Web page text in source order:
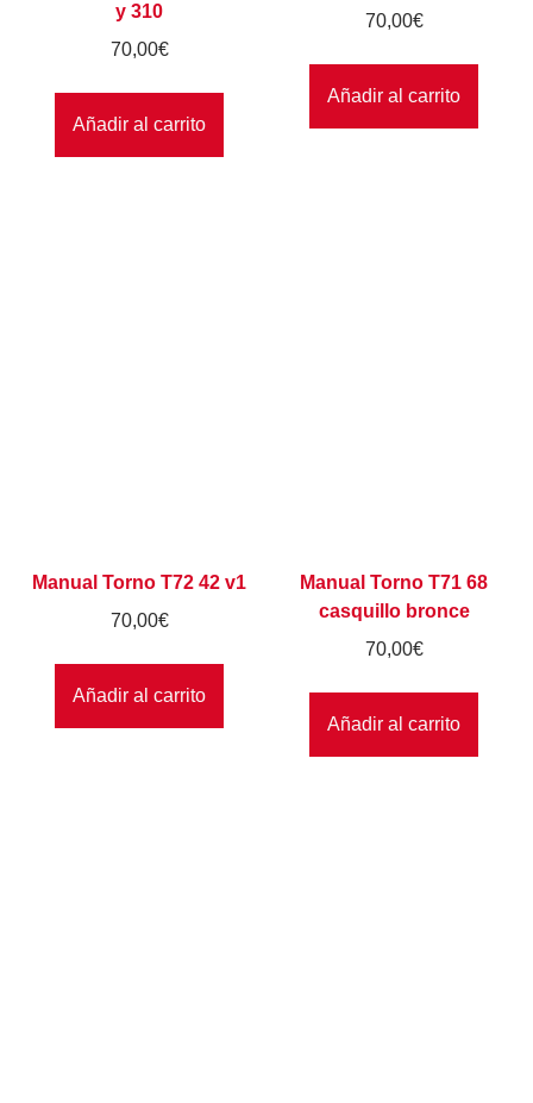
y 310
70,00€
Añadir al carrito
70,00€
Añadir al carrito
Manual Torno T72 42 v1
70,00€
Añadir al carrito
Manual Torno T71 68
casquillo bronce
70,00€
Añadir al carrito